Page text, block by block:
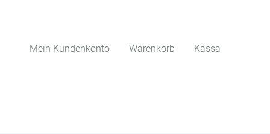
Mein Kundenkonto
Warenkorb Kassa